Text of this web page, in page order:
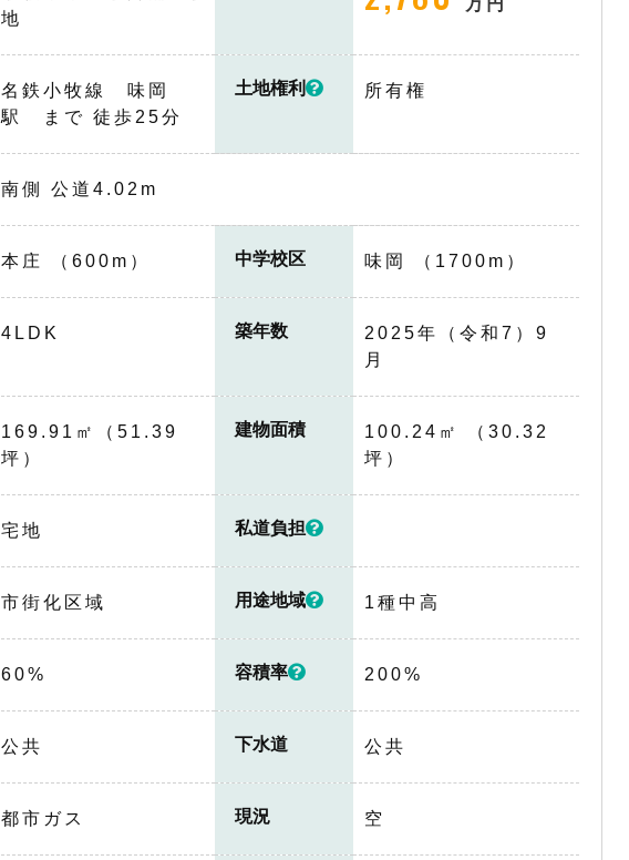
地
万円
名鉄小牧線 味岡
駅 まで 徒歩25分
土地権利 所有権
南側 公道4.02m
本庄 （600m） 中学校区 味岡 （1700m）
4LDK 築年数
2025年（令和7）9
月
169.91㎡（51.39
坪）
建物面積
100.24㎡ （30.32
坪）
宅地 私道負担
市街化区域 用途地域 1種中高
60% 容積率 200%
公共 下水道 公共
都市ガス 現況 空